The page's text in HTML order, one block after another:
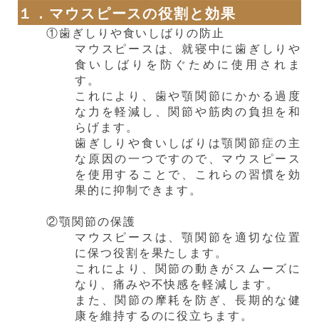
１．マウスピースの役割と効果
①歯ぎしりや食いしばりの防止
マウスピースは、就寝中に歯ぎしりや
食いしばりを防ぐために使用されま
す。
これにより、歯や顎関節にかかる過度
な力を軽減し、関節や筋肉の負担を和
らげます。
歯ぎしりや食いしばりは顎関節症の主
な原因の一つですので、マウスピース
を使用することで、これらの習慣を効
果的に抑制できます。
②顎関節の保護
マウスピースは、顎関節を適切な位置
に保つ役割を果たします。
これにより、関節の動きがスムーズに
なり、痛みや不快感を軽減します。
また、関節の摩耗を防ぎ、長期的な健
康を維持するのに役立ちます。